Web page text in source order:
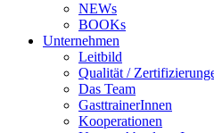
NEWs
BOOKs
Unternehmen
Leitbild
Qualität /
Das Team
GasttrainerInnen
Kooperationen